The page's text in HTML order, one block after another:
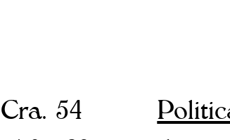
Cra. 54